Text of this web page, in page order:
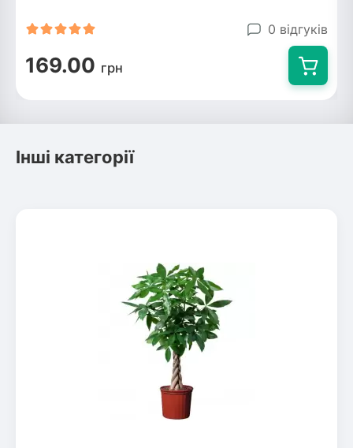
0 відгуків
169.00 грн
Інші категорії